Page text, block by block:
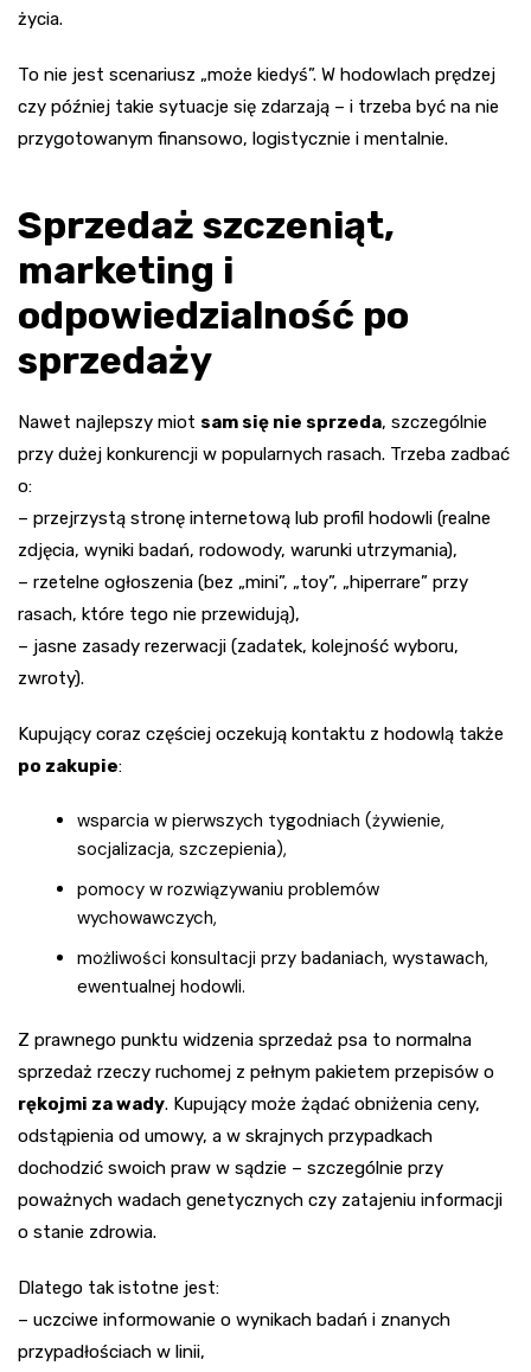
życia.
To nie jest scenariusz „może kiedyś”. W hodowlach prędzej
czy później takie sytuacje się zdarzają – i trzeba być na nie
przygotowanym finansowo, logistycznie i mentalnie.
Sprzedaż szczeniąt,
marketing i
odpowiedzialność po
sprzedaży
Nawet najlepszy miot sam się nie sprzeda, szczególnie
przy dużej konkurencji w popularnych rasach. Trzeba zadbać
o:
– przejrzystą stronę internetową lub profil hodowli (realne
zdjęcia, wyniki badań, rodowody, warunki utrzymania),
– rzetelne ogłoszenia (bez „mini”, „toy”, „hiperrare” przy
rasach, które tego nie przewidują),
– jasne zasady rezerwacji (zadatek, kolejność wyboru,
zwroty).
Kupujący coraz częściej oczekują kontaktu z hodowlą także
po zakupie:
wsparcia w pierwszych tygodniach (żywienie,
socjalizacja, szczepienia),
pomocy w rozwiązywaniu problemów
wychowawczych,
możliwości konsultacji przy badaniach, wystawach,
ewentualnej hodowli.
Z prawnego punktu widzenia sprzedaż psa to normalna
sprzedaż rzeczy ruchomej z pełnym pakietem przepisów o
rękojmi za wady. Kupujący może żądać obniżenia ceny,
odstąpienia od umowy, a w skrajnych przypadkach
dochodzić swoich praw w sądzie – szczególnie przy
poważnych wadach genetycznych czy zatajeniu informacji
o stanie zdrowia.
Dlatego tak istotne jest:
– uczciwe informowanie o wynikach badań i znanych
przypadłościach w linii,